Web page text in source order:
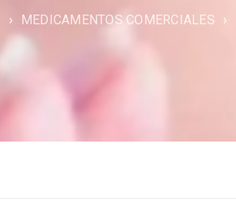
› MEDICAMENTOS COMERCIALES ›